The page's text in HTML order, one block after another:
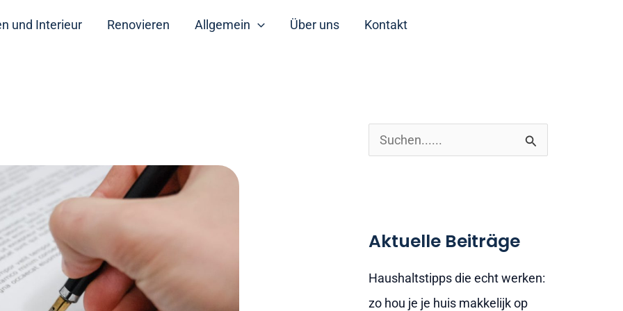
und Interieur Renovieren Allgemein Über uns Kontakt
e
Aktuelle Beiträge
Haushaltstipps die echt werken:
zo hou je je huis makkelijk op